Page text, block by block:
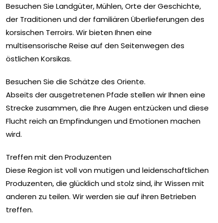
Besuchen Sie Landgüter, Mühlen, Orte der Geschichte,
der Traditionen und der familiären Überlieferungen des
korsischen Terroirs. Wir bieten Ihnen eine
multisensorische Reise auf den Seitenwegen des
östlichen Korsikas.
Besuchen Sie die Schätze des Oriente.
Abseits der ausgetretenen Pfade stellen wir Ihnen eine
Strecke zusammen, die Ihre Augen entzücken und diese
Flucht reich an Empfindungen und Emotionen machen
wird.
Treffen mit den Produzenten
Diese Region ist voll von mutigen und leidenschaftlichen
Produzenten, die glücklich und stolz sind, ihr Wissen mit
anderen zu teilen. Wir werden sie auf ihren Betrieben
treffen.